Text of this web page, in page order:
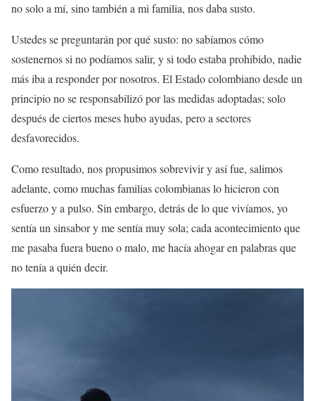
no solo a mí, sino también a mi familia, nos daba susto.
Ustedes se preguntarán por qué susto: no sabíamos cómo
sostenernos si no podíamos salir, y si todo estaba prohibido, nadie
más iba a responder por nosotros. El Estado colombiano desde un
principio no se responsabilizó por las medidas adoptadas; solo
después de ciertos meses hubo ayudas, pero a sectores
desfavorecidos.
Como resultado, nos propusimos sobrevivir y así fue, salimos
adelante, como muchas familias colombianas lo hicieron con
esfuerzo y a pulso. Sin embargo, detrás de lo que vivíamos, yo
sentía un sinsabor y me sentía muy sola; cada acontecimiento que
me pasaba fuera bueno o malo, me hacía ahogar en palabras que
no tenía a quién decir.